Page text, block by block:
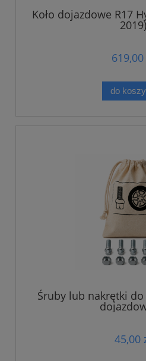
Koło dojazdowe R17
2019)
619,00
do
Śruby lub nakrętki
45,00